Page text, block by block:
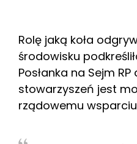
Rolę jaką koła
środowisku
Posłanka na Sejm
stowarzyszeń jest
rządowemu